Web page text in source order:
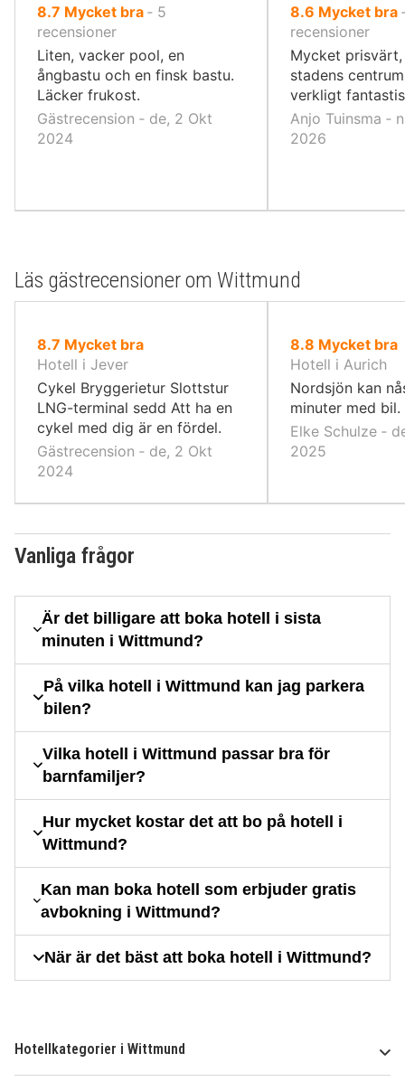
8.7 av
10,
Mycket bra ‐ 5
recensioner
Liten, vacker pool, en
ångbastu och en finsk bastu.
Läcker frukost.
Gästrecension ‐ de, 2 Okt
2024
8.6 av
10,
Mycket bra
recensioner
Mycket
stadens
verkligt
Anjo Tuinsma ‐
2026
Läs gästrecensioner om Wittmund
8.7 av
10,
Mycket bra
Hotell i Jever
Cykel Bryggerietur Slottstur
LNG-terminal sedd Att ha en
cykel med dig är en fördel.
Gästrecension ‐ de, 2 Okt
2024
8.8 av
10,
Mycket bra
Hotell i Aurich
Nordsjön kan
minuter med bil.
Elke Schulze ‐
2025
Vanliga frågor
Är det billigare att boka hotell i sista
minuten i Wittmund?
På vilka hotell i Wittmund kan jag parkera
bilen?
Vilka hotell i Wittmund passar bra för
barnfamiljer?
Hur mycket kostar det att bo på hotell i
Wittmund?
Kan man boka hotell som erbjuder gratis
avbokning i Wittmund?
När är det bäst att boka hotell i Wittmund?
Hotellkategorier i Wittmund